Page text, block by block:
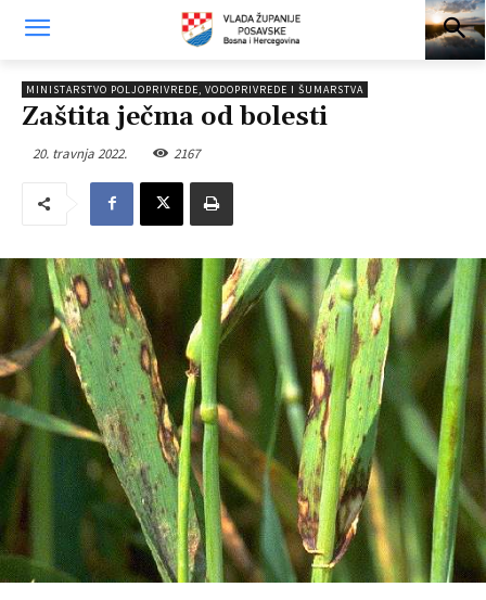
MINISTARSTVO POLJOPRIVREDE, VODOPRIVREDE I ŠUMARSTVA
Zaštita ječma od bolesti
20. travnja 2022. 2167